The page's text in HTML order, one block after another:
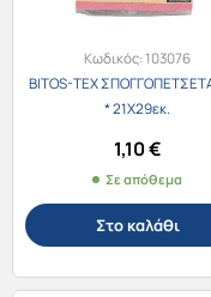
Κωδικός:103076
BITOS-TEX
* 21Χ29εκ.
1,10€
Σε απόθεμα
Στο καλάθι